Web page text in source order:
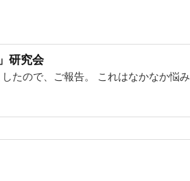
研究会
たので、ご報告。 これはなかなか悩み